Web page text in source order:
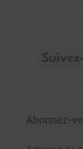
Abonnez-